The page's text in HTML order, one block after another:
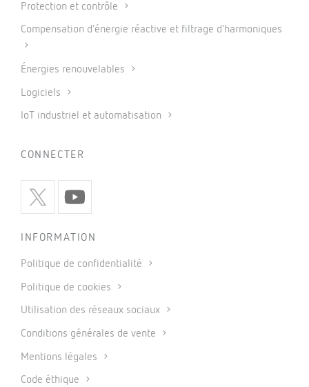
Protection et contrôle
Compensation d’énergie réactive et filtrage d’harmoniques
Énergies renouvelables
Logiciels
IoT industriel et automatisation
CONNECTER
INFORMATION
Politique de confidentialité
Politique de cookies
Utilisation des réseaux sociaux
Conditions générales de vente
Mentions légales
Code éthique